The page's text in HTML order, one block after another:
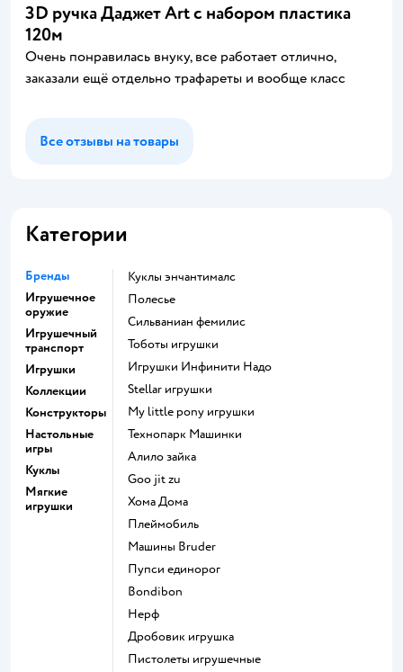
3D ручка Даджет Art с набором пластика
120м
Очень понравилась внуку, все работает отлично,
заказали ещё отдельно трафареты и вообще класс
Все отзывы на товары
Категории
Бренды
Игрушечное
оружие
Игрушечный
транспорт
Игрушки
Коллекции
Конструкторы
Настольные
игры
Куклы
Мягкие
игрушки
Куклы энчантималс
Полесье
Сильваниан фемилис
Тоботы игрушки
Игрушки Инфинити Надо
Stellar игрушки
my little pony игрушки
Технопарк Машинки
Алило зайка
Goo jit zu
Хома Дома
Плеймобиль
Машины Bruder
Пупси единорог
Bondibon
Нерф
Дробовик игрушка
Пистолеты игрушечные